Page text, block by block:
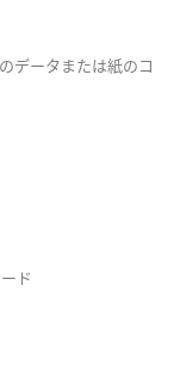
データまたは紙のコ
ド